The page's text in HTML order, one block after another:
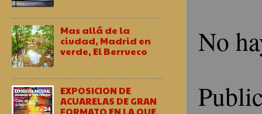
No
Mas allá de la
ciudad, Madrid en
verde, El Berrueco
EXPOSICION DE
ACUARELAS DE GRAN
FORMATO EN LA QUE